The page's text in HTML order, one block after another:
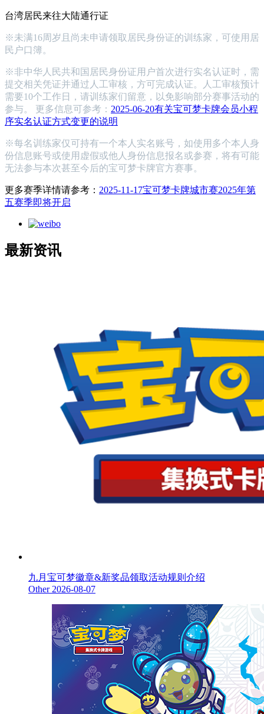
台湾居民来往大陆通行证
※未满16周岁且尚未申请领取居民身份证的训练家，可使用居
民户口簿。
※非中华人民共和国居民身份证用户首次进行实名认证时，需
提交相关凭证并通过人工审核，方可完成认证。人工审核预计
需要10个工作日，请训练家们留意，以免影响部分赛事活动的
参与。
更多信息可参考： 2025-06-20有关宝可梦卡牌会员小程
序实名认证方式变更的说明
※每名训练家仅可持有一个本人实名账号，如使用多个本人身
份信息账号或使用虚假或他人身份信息报名或参赛，将有可能
无法参与本次甚至今后的宝可梦卡牌官方赛事。
更多赛季详情请参考： 2025-11-17宝可梦卡牌城市赛2025年第
五赛季即将开启
最新资讯
九月宝可梦徽章&新奖品领取活动规则介绍
Other 2026-08-07